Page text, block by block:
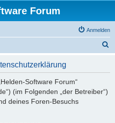
Forum
Anmelden
Software Forum“
(im Folgenden „der Betreiber“)
deines Foren-Besuchs